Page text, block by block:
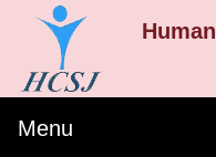
Menu